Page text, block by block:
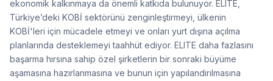
ekonomik kalkınmaya da önemli katkıda bulunuyor. ELITE,
Türkiye’deki KOBİ sektörünü zenginleştirmeyi, ülkenin
KOBİ'leri için mücadele etmeyi ve onları yurt dışına açılma
planlarında desteklemeyi taahhüt ediyor. ELITE daha fazlasını
başarma hırsına sahip özel şirketlerin bir sonraki büyüme
aşamasına hazırlanmasına ve bunun için yapılandırılmasına